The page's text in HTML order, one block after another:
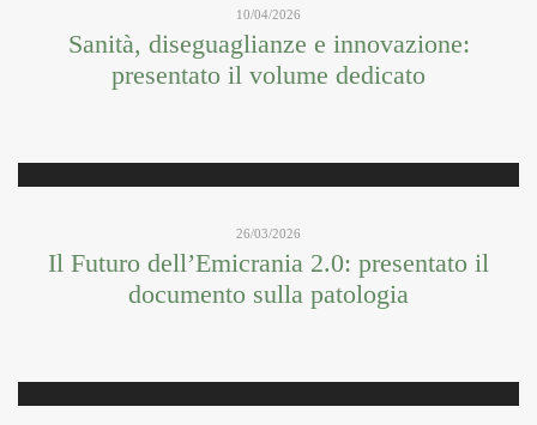
10/04/2026
Sanità, diseguaglianze e innovazione:
presentato il volume dedicato
26/03/2026
Il Futuro dell’Emicrania 2.0: presentato il
documento sulla patologia